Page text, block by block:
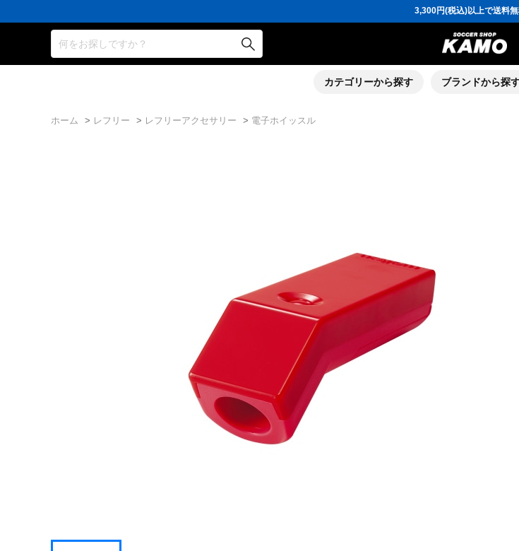
ポイント還元率5％！プレミア
会員の方にはお誕生月に「10％OFFクー
16,000円(税込)以上でシューズケー
3,300円(税込)以上で送料無
ポイント還元率5％！プレミア
会員の方にはお誕生月に「10％OFFクー
何をお探しですか？
カテゴリーから探す ブランドから探
ホーム > レフリー > レフリーアクセサリー > 電子ホイッスル